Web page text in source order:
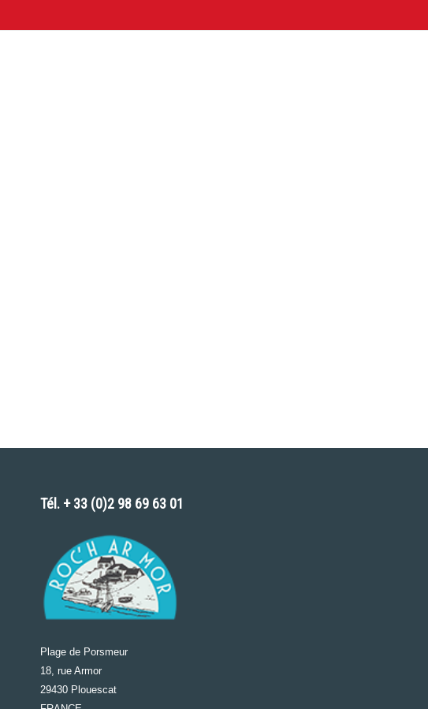
Tél. + 33 (0)2 98 69 63 01
Plage de Porsmeur
18, rue Armor
29430 Plouescat